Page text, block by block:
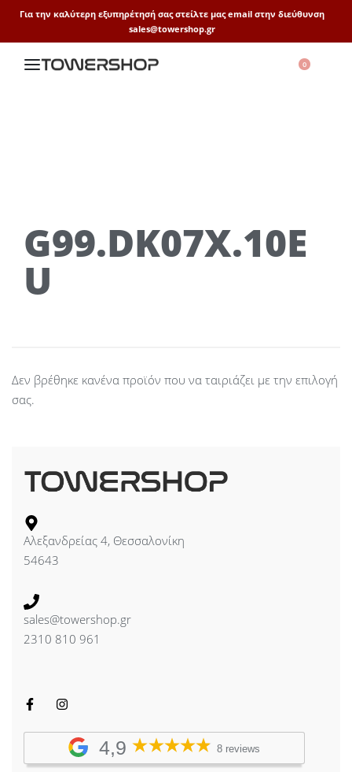
Για την καλύτερη εξυπηρέτησή σας στείλτε μας email στην διεύθυνση
sales@towershop.gr
0
G99.DK07X.10E
U
Δεν βρέθηκε κανένα προϊόν που να ταιριάζει με την επιλογή
σας.
Αλεξανδρείας 4, Θεσσαλονίκη
54643
sales@towershop.gr
2310 810 961
4,9 8 reviews